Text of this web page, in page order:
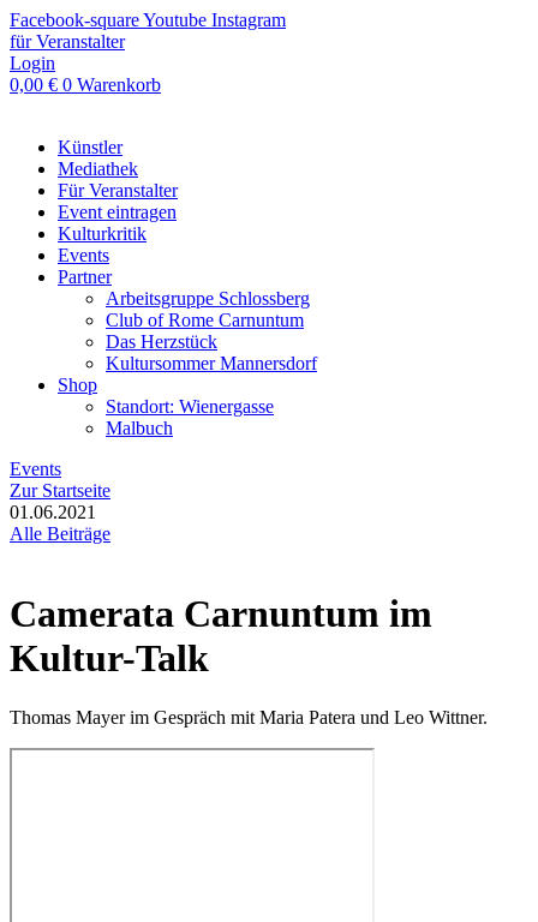
Zum
Inhalt
springen
Facebook-squareYoutube Instagram
für Veranstalter
Login
0,00 € 0 Warenkorb
Künstler
Mediathek
Für Veranstalter
Event eintragen
Kulturkritik
Events
Partner
Arbeitsgruppe Schlossberg
Club of Rome Carnuntum
Das Herzstück
Kultursommer Mannersdorf
Shop
Standort: Wienergasse
Malbuch
Events
Zur Startseite
01.06.2021
Alle Beiträge
Camerata Carnuntum im
Kultur-Talk
Thomas Mayer im Gespräch mit Maria Patera und Leo Wittner.